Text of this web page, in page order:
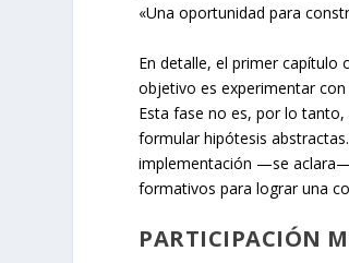
«Una oportunidad para
En detalle, el primer capítulo
objetivo es experimentar
Esta fase no es, por lo
formular hipótesis
implementación —se aclara—
formativos para lograr una
PARTICIPACIÓN